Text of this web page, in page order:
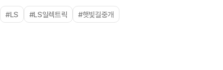
#LS #LS일렉트릭 #햇빛길중개